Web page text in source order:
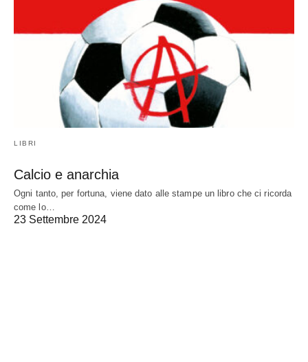
LIBRI
Calcio e anarchia
Ogni tanto, per fortuna, viene dato alle stampe un libro che ci ricorda
come lo…
23 Settembre 2024